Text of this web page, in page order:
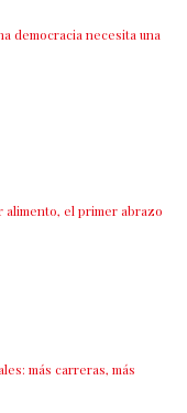
democracia necesita una
alimento, el primer abrazo
más carreras, más